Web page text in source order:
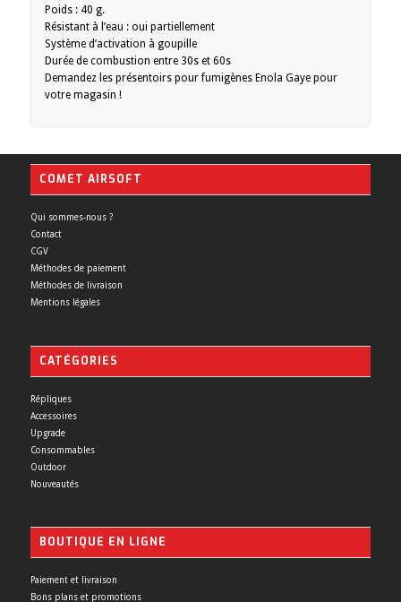
Poids : 40 g.
Résistant à l’eau : oui partiellement
Système d’activation à goupille
Durée de combustion entre 30s et 60s
Demandez les présentoirs pour fumigènes Enola Gaye pour
votre magasin !
COMET AIRSOFT
Qui sommes-nous ?
Contact
CGV
Méthodes de paiement
Méthodes de livraison
Mentions légales
CATÉGORIES
Répliques
Accessoires
Upgrade
Consommables
Outdoor
Nouveautés
BOUTIQUE EN LIGNE
Paiement et livraison
Bons plans et promotions